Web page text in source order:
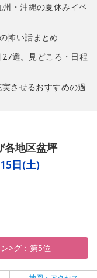
・沖縄の夏休みイベ
怖い話まとめ
27選。見どころ・日程
させるおすすめの過
各地区盆坪
日(土)
>グ：第5位